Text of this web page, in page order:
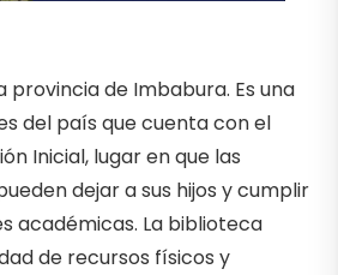
provincia de Imbabura. Es una
del país que cuenta con el
Inicial, lugar en que las
dejar a sus hijos y cumplir
académicas. La biblioteca
de recursos físicos y